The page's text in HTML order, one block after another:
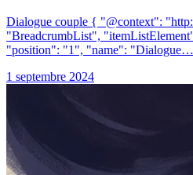
Dialogue couple { "@context":
"BreadcrumbList",
"position": "1", "name": "Dialogue…
1 septembre 2024